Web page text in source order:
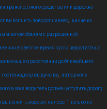
транспортного средства или дорожно
выполнить поворот налево, какие из
автомобилям с разрешенной
в светлое время суток недостаточно
расстоянии до ближайшего
гостехнадзор выдача ву, автошкола
знака водитель должен уступить дорогу
поворот налево: 1 только по